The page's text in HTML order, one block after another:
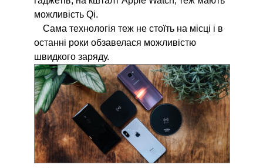
можливість Qi.
Сама технологія теж не стоїть на місці і в
останні роки обзавелася можливістю
швидкого заряду.